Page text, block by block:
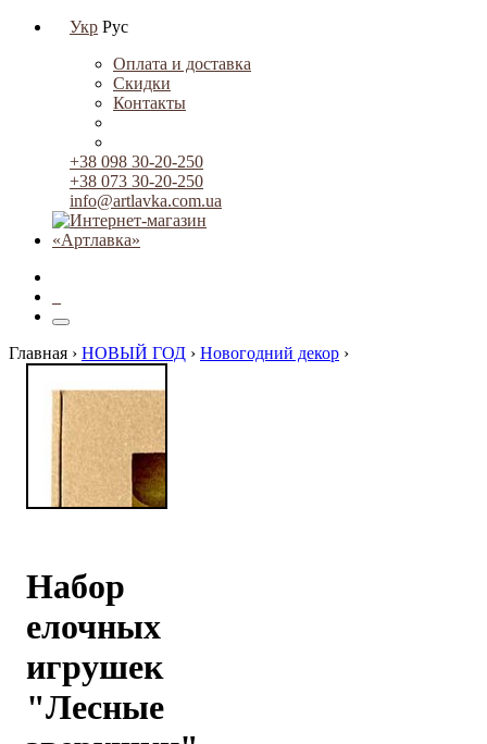
Укр Рус
Оплата и доставка
Скидки
Контакты
+38 098 30-20-250
+38 073 30-20-250
info@artlavka.com.ua
Главная › НОВЫЙ ГОД › Новогодний декор ›
Набор
елочных
игрушек
"Лесные